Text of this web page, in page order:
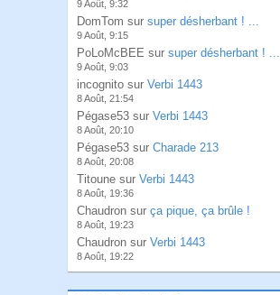
9 Août, 9:32
DomTom sur super désherbant ! ...
9 Août, 9:15
PoLoMcBEE sur super désherbant ! ...
9 Août, 9:03
incognito sur Verbi 1443
8 Août, 21:54
Pégase53 sur Verbi 1443
8 Août, 20:10
Pégase53 sur Charade 213
8 Août, 20:08
Titoune sur Verbi 1443
8 Août, 19:36
Chaudron sur ça pique, ça brûle !
8 Août, 19:23
Chaudron sur Verbi 1443
8 Août, 19:22